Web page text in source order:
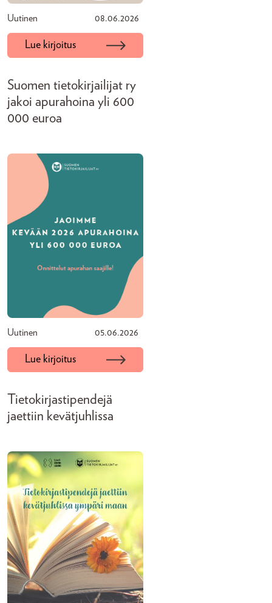
Uutinen 08.06.2026
Lue kirjoitus
Suomen tietokirjailijat ry
jakoi apurahoina yli 600
000 euroa
Uutinen 05.06.2026
Lue kirjoitus
Tietokirjastipendejä
jaettiin kevätjuhlissa